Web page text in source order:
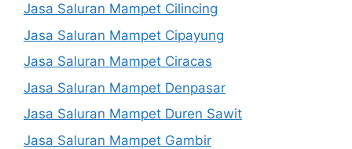
Jasa Saluran Mampet Cilincing
Jasa Saluran Mampet Cipayung
Jasa Saluran Mampet Ciracas
Jasa Saluran Mampet Denpasar
Jasa Saluran Mampet Duren Sawit
Jasa Saluran Mampet Gambir